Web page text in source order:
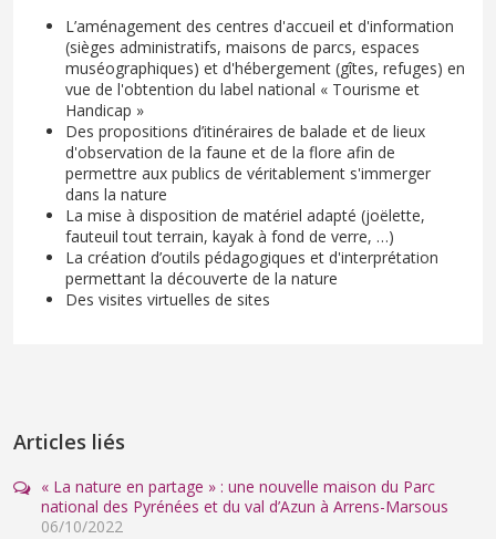
L’aménagement des centres d'accueil et d'information
(sièges administratifs, maisons de parcs, espaces
muséographiques) et d'hébergement (gîtes, refuges) en
vue de l'obtention du label national « Tourisme et
Handicap »
Des propositions d’itinéraires de balade et de lieux
d'observation de la faune et de la flore afin de
permettre aux publics de véritablement s'immerger
dans la nature
La mise à disposition de matériel adapté (joëlette,
fauteuil tout terrain, kayak à fond de verre, …)
La création d’outils pédagogiques et d'interprétation
permettant la découverte de la nature
Des visites virtuelles de sites
Articles liés
« La nature en partage » : une nouvelle maison du Parc
national des Pyrénées et du val d’Azun à Arrens-Marsous
06/10/2022